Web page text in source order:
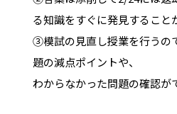
る知識をすぐに発見すること
③模試の見直し授業を行うの
題の減点ポイントや、
わからなかった問題の確認が